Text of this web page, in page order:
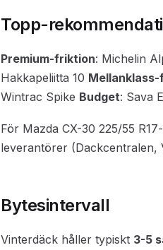
Topp-
Premium-friktion: Michelin
Hakkapeliitta 10
Wintrac Spike Budget: Sava
För Mazda CX-30 225/55
leverantörer (Dackcentralen,
Bytesintervall
Vinterdäck håller typiskt 3-5